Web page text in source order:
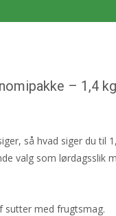
– 1,4 kg
så hvad siger du til
valg som lørdagsslik
sutter med frugtsmag.